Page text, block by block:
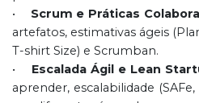
• Scrum e Práticas
artefatos, estimativas ágeis
T-shirt Size) e Scrumban.
• Escalada Ágil e Lean
aprender, escalabilidade